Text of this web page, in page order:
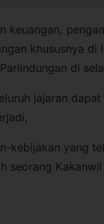
keuangan,
khususnya di
di
jajaran
kebijakan yang
seorang